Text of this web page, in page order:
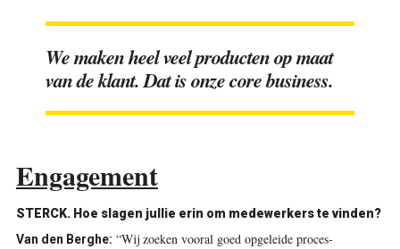
We maken heel veel producten op maat
van de klant. Dat is onze core business.
Engagement
STERCK. Hoe ­slagen jullie erin om ­medewerkers te vinden?
Van den Berghe: “Wij zoeken vooral goed opgeleide proces­